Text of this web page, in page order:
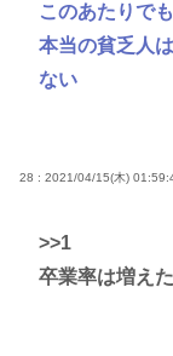
このあたりで
本当の貧乏人
ない
28 : 2021/04/15(木)
>>1
卒業率は増え